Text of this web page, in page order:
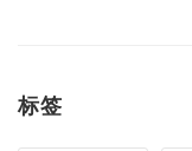
标签